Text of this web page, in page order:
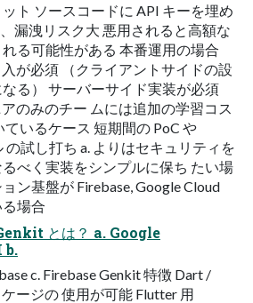
ト ソースコードに API キーを埋め
漏洩リスク大 悪用されると高額な
る可能性がある 本番運用の場合
が必須 （クライアントサイドの設
る） サーバーサイド実装が必須
のみのチー ムには追加の学習コス
ているケース 短期間の PoC や
の試し打ち a. よりはセキュリティを
べく実装をシンプルに保ち たい場
ン基盤が Firebase, Google Cloud
場合
とは？ a. Google
b.
c. Firebase Genkit 特徴 Dart /
ージの 使用が可能 Flutter 用